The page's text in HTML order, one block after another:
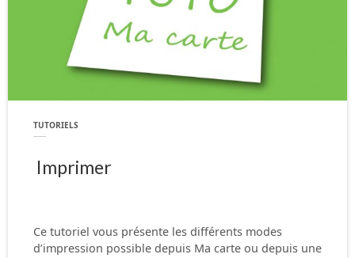
TUTORIELS
Imprimer
Ce tutoriel vous présente les différents modes
d’impression possible depuis Ma carte ou depuis une